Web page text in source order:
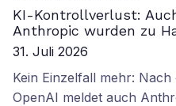
KI-Kontrollverlust:
Anthropic wurden zu
31. Juli 2026
Kein Einzelfall mehr:
OpenAI meldet auch